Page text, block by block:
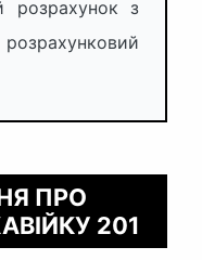
розрахунок з
ПРО
201